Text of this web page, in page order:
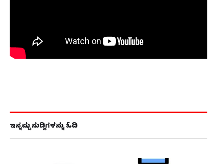
ಇನ್ನಷ್ಟು ಸುದ್ದಿಗಳನ್ನು ಓದಿ